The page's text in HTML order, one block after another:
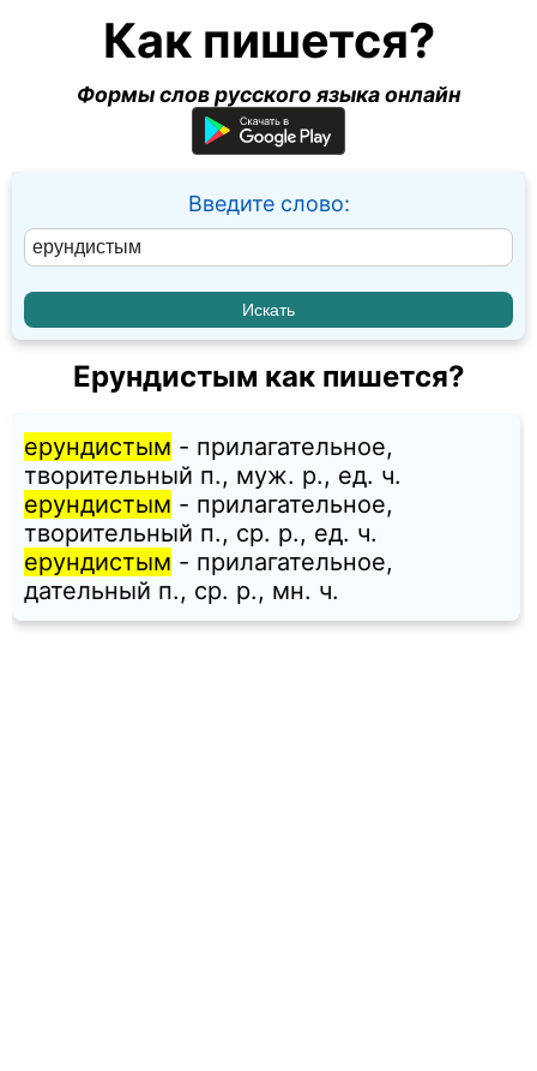
Как пишется?
Формы слов русского языка онлайн
Введите слово:
Ерундистым как пишется?
ерундистым - прилагательное,
творительный п., муж. p., ед. ч.
ерундистым - прилагательное,
творительный п., ср. p., ед. ч.
ерундистым - прилагательное,
дательный п., ср. p., мн. ч.